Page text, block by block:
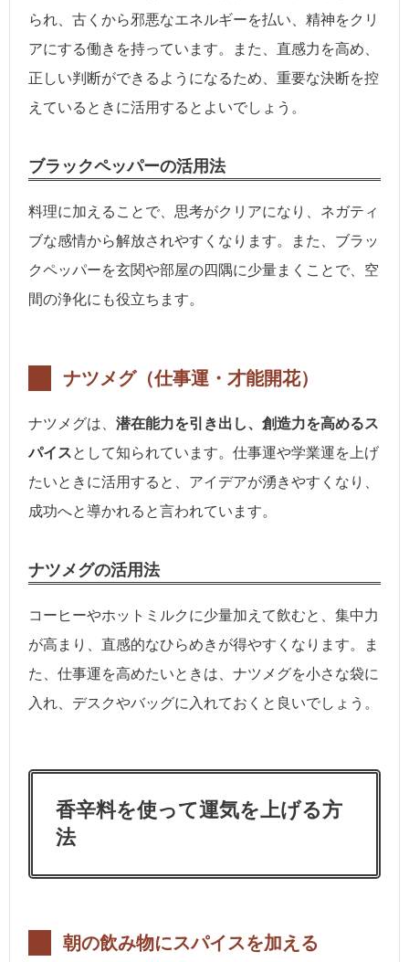
られ、古くから邪悪なエネルギーを払い、精神をクリ
アにする働きを持っています。また、直感力を高め、
正しい判断ができるようになるため、重要な決断を控
えているときに活用するとよいでしょう。
ブラックペッパーの活用法
料理に加えることで、思考がクリアになり、ネガティ
ブな感情から解放されやすくなります。また、ブラッ
クペッパーを玄関や部屋の四隅に少量まくことで、空
間の浄化にも役立ちます。
ナツメグ（仕事運・才能開花）
ナツメグは、 潜在能力を引き出し、創造力を高めるス
パイスとして知られています。仕事運や学業運を上げ
たいときに活用すると、アイデアが湧きやすくなり、
成功へと導かれると言われています。
ナツメグの活用法
コーヒーやホットミルクに少量加えて飲むと、集中力
が高まり、直感的なひらめきが得やすくなります。ま
た、仕事運を高めたいときは、ナツメグを小さな袋に
入れ、デスクやバッグに入れておくと良いでしょう。
香辛料を使って運気を上げる方
法
朝の飲み物にスパイスを加える